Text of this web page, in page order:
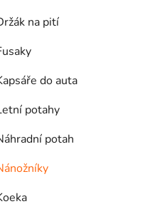
na pití
do auta
potahy
potah